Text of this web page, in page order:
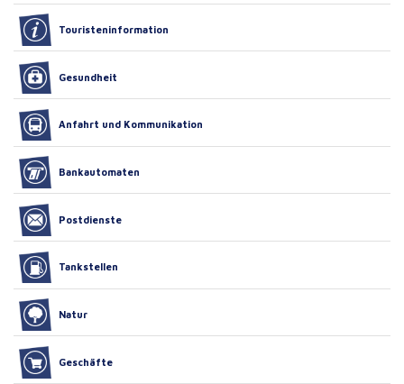
Touristeninformation
Gesundheit
Anfahrt und Kommunikation
Bankautomaten
Postdienste
Tankstellen
Natur
Geschäfte